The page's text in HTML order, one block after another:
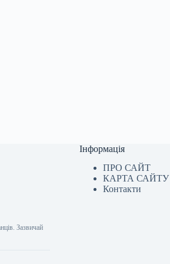
Зазвичай
Інформація
ПРО САЙТ
КАРТА САЙТУ
Контакти